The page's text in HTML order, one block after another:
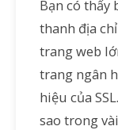
Bạn có thấy
thanh địa
trang web
trang ngân
hiệu của
sao trong